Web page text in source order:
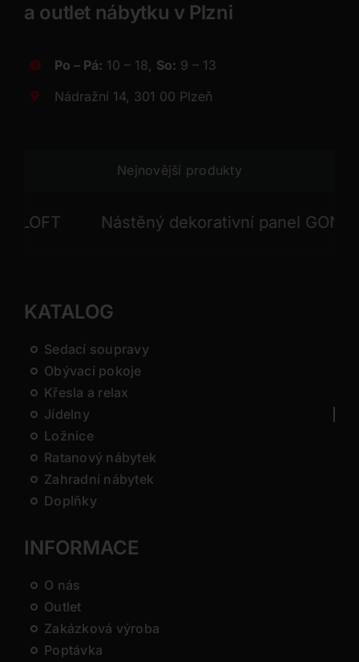
a outlet nábytku v Plzni
Po – Pá: 10 – 18, So: 9 – 13
Nádražní 14, 301 00 Plzeň
Nejnovější produkty
Nástěný dekorativní panel GONG
KATALOG
Sedací soupravy
Obývací pokoje
Křesla a relax
Jídelny
Ložnice
Ratanový nábytek
Zahradní nábytek
Doplňky
INFORMACE
O nás
Outlet
Zakázková výroba
Poptávka